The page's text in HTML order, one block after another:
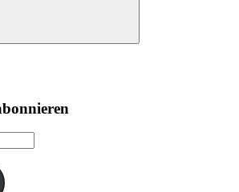
Suchen